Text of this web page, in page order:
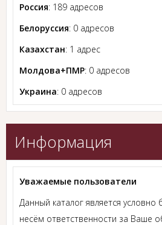
Россия: 189 адресов
Белоруссия: 0 адресов
Казахстан: 1 адрес
Молдова+ПМР: 0 адресов
Украина: 0 адресов
Информация
Уважаемые пользователи
Данный каталог является
несём ответственности за Ваше